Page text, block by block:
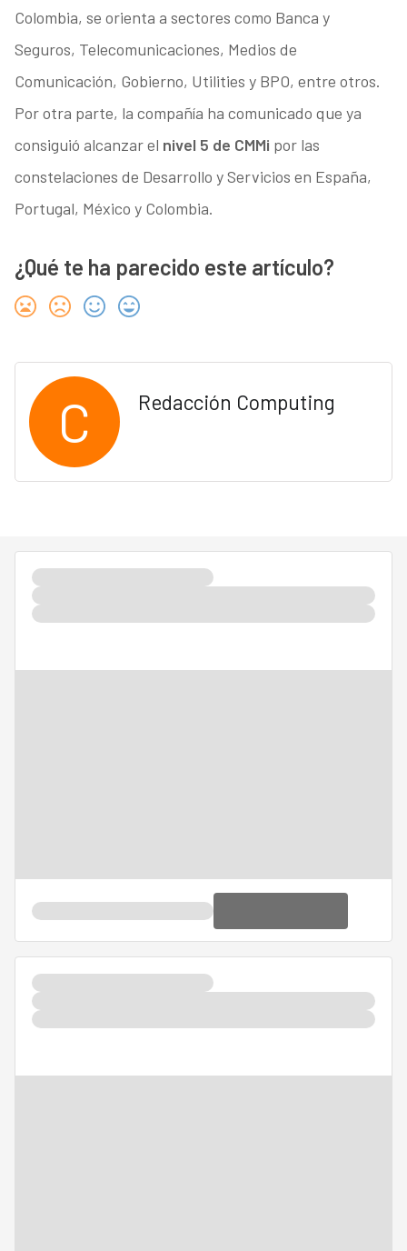
Colombia, se orienta a sectores como Banca y
Seguros, Telecomunicaciones, Medios de
Comunicación, Gobierno, Utilities y BPO, entre otros.
Por otra parte, la compañía ha comunicado que ya
consiguió alcanzar el nivel 5 de CMMi por las
constelaciones de Desarrollo y Servicios en España,
Portugal, México y Colombia.
¿Qué te ha parecido este artículo?
C Redacción Computing